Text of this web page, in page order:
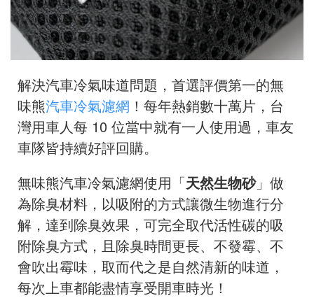
解決汽車冷氣味道問題，首選評價第一的無
味熊汽車冷氣濾網 ！每年熱銷數十萬片，台
灣用車人每 10 位當中就有一人使用過， 車友
車隊皆持續好評回購。
無味熊汽車冷氣濾網使用「天然生物砂」做
為除臭材料，以吸附的方式讓微生物進行分
解，達到除臭效果，可完全取代活性碳的吸
附除臭方式，且除臭時間更長、不發霉、不
會吹出霉味，取而代之是自然清新的味道，
每次上車都能盡情享受開車時光！